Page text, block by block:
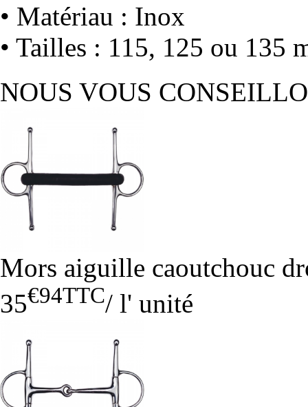
• Matériau : Inox
• Tailles : 115, 125 ou 135
NOUS VOUS
Mors aiguille caoutchouc
35€94TTC/ l' unité